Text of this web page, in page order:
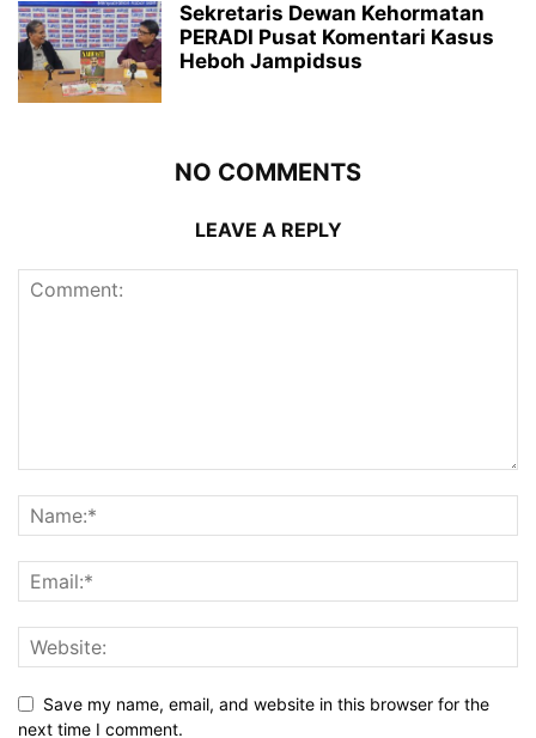
Sekretaris Dewan Kehormatan
PERADI Pusat Komentari Kasus
Heboh Jampidsus
NO COMMENTS
LEAVE A REPLY
Save my name, email, and website in this browser for the
next time I comment.